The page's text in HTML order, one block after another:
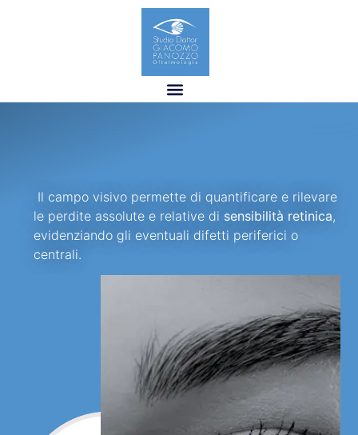
Il campo visivo permette di quantificare e rilevare
le perdite assolute e relative di sensibilità retinica,
evidenziando gli eventuali difetti periferici o
centrali.